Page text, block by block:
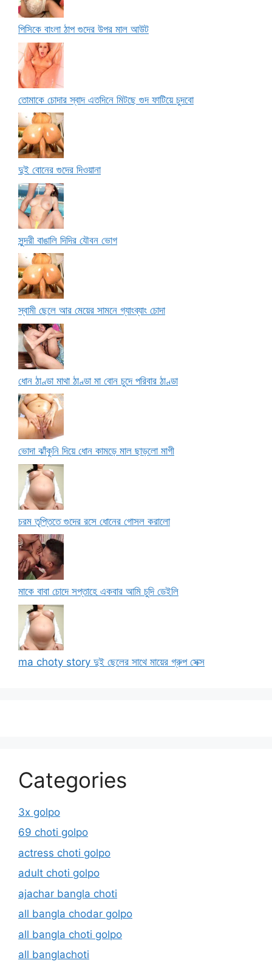
পিসিকে বাংলা ঠাপ গুদের উপর মাল আউট
তোমাকে চোদার স্বাদ এতদিনে মিটছে গুদ ফাটিয়ে চুদবো
দুই বোনের গুদের দিওয়ানা
সুন্দরী বাঙালি দিদির যৌবন ভোগ
স্বামী ছেলে আর মেয়ের সামনে গ্যাংব্যাং চোদা
ধোন ঠাণ্ডা মাথা ঠাণ্ডা মা বোন চুদে পরিবার ঠাণ্ডা
ভোদা ঝাঁকুনি দিয়ে ধোন কামড়ে মাল ছাড়লো মাগী
চরম তৃপ্তিতে গুদের রসে ধোনের গোসল করালো
মাকে বাবা চোদে সপ্তাহে একবার আমি চুদি ডেইলি
ma choty story দুই ছেলের সাথে মায়ের গ্রুপ সেক্স
Categories
3x golpo
69 choti golpo
actress choti golpo
adult choti golpo
ajachar bangla choti
all bangla chodar golpo
all bangla choti golpo
all banglachoti